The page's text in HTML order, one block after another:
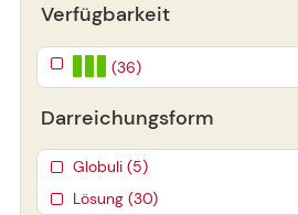
Verfügbarkeit
(36)
Darreichungsform
Globuli (5)
Lösung (30)